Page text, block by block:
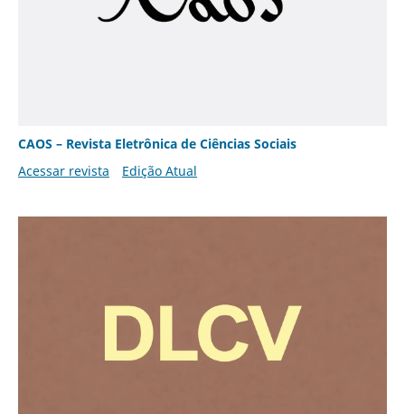
CAOS – Revista Eletrônica de Ciências Sociais
Acessar revista
Edição Atual